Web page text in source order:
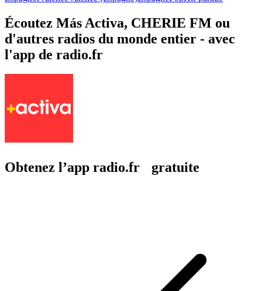
Écoutez Más Activa, CHERIE FM ou
d'autres radios du monde entier - avec
l'app de radio.fr
Obtenez l’app radio.fr gratuite